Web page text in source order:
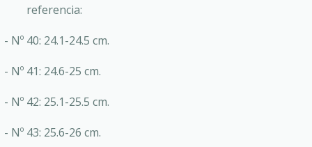
referencia:
- Nº 40: 24.1-24.5 cm.
- Nº 41: 24.6-25 cm.
- Nº 42: 25.1-25.5 cm.
- Nº 43: 25.6-26 cm.